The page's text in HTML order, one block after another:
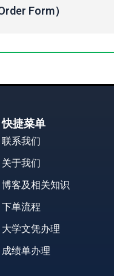
Form）
快捷菜单
联系我们
关于我们
博客及相关知识
下单流程
大学文凭办理
成绩单办理